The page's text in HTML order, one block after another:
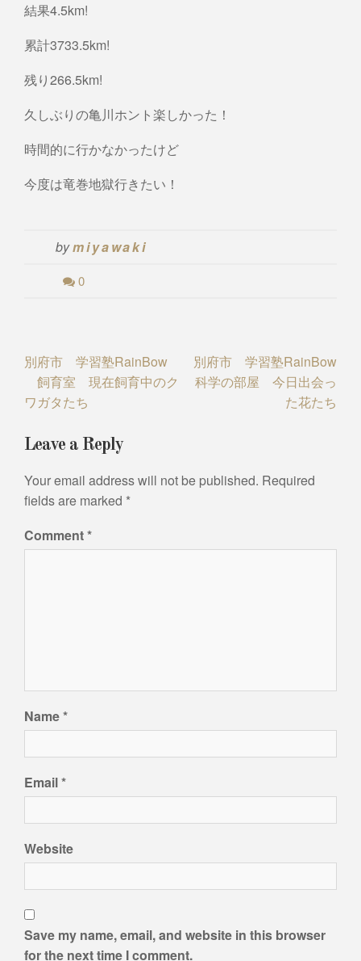
結果4.5km!
累計3733.5km!
残り266.5km!
久しぶりの亀川ホント楽しかった！
時間的に行かなかったけど
今度は竜巻地獄行きたい！
bymiyawaki
0
Post
navigation
別府市 学習塾RainBow
飼育室 現在飼育中のク
ワガタたち
別府市 学習塾RainBow
科学の部屋 今日出会っ
た花たち
Leave a Reply
Your email address will not be published. Required
fields are marked *
Comment*
Name*
Email*
Website
Save my name, email, and website in this browser
for the next time I comment.